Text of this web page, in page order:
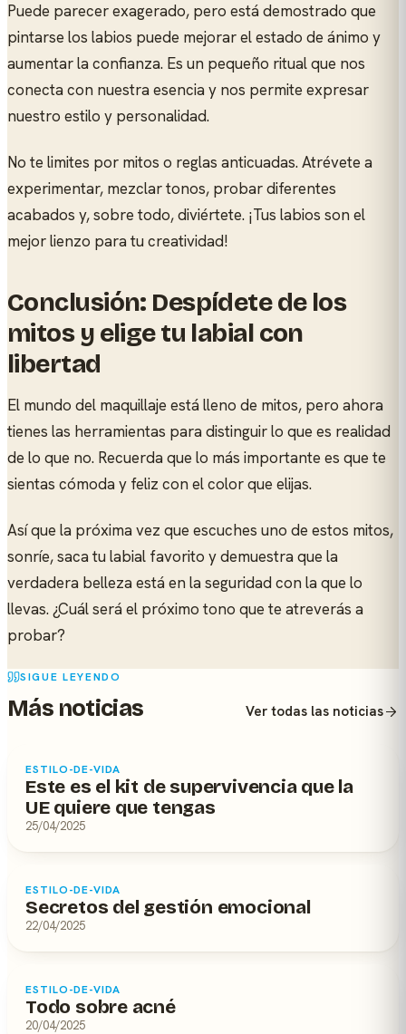
Puede parecer exagerado, pero está demostrado que
pintarse los labios puede mejorar el estado de ánimo y
aumentar la confianza. Es un pequeño ritual que nos
conecta con nuestra esencia y nos permite expresar
nuestro estilo y personalidad.
No te limites por mitos o reglas anticuadas. Atrévete a
experimentar, mezclar tonos, probar diferentes
acabados y, sobre todo, diviértete. ¡Tus labios son el
mejor lienzo para tu creatividad!
Conclusión: Despídete de los
mitos y elige tu labial con
libertad
El mundo del maquillaje está lleno de mitos, pero ahora
tienes las herramientas para distinguir lo que es realidad
de lo que no. Recuerda que lo más importante es que te
sientas cómoda y feliz con el color que elijas.
Así que la próxima vez que escuches uno de estos mitos,
sonríe, saca tu labial favorito y demuestra que la
verdadera belleza está en la seguridad con la que lo
llevas. ¿Cuál será el próximo tono que te atreverás a
probar?
SIGUE LEYENDO
Más noticias Ver todas las noticias
ESTILO-DE-VIDA
Este es el kit de supervivencia que la
UE quiere que tengas
25/04/2025
ESTILO-DE-VIDA
Secretos del gestión emocional
22/04/2025
ESTILO-DE-VIDA
Todo sobre acné
20/04/2025